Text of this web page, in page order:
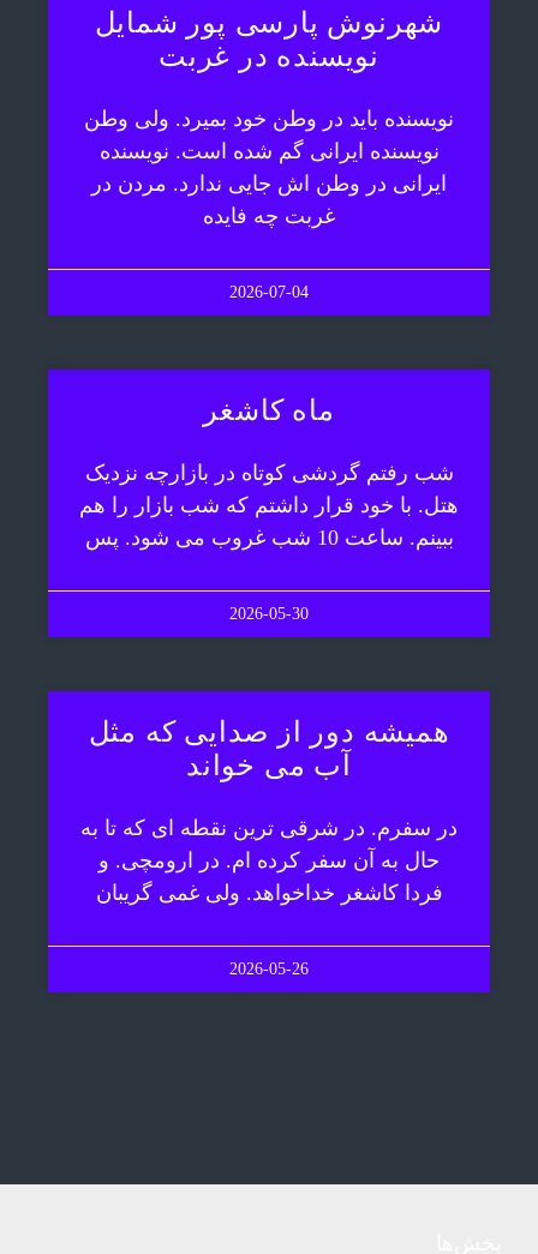
شهرنوش پارسی پور شمایل
نویسنده در غربت
نویسنده باید در وطن خود بمیرد. ولی وطن
نویسنده ایرانی گم شده است. نویسنده
ایرانی در وطن اش جایی ندارد. مردن در
غربت چه فایده
2026-07-04
ماه کاشغر
شب رفتم گردشی کوتاه در بازارچه نزدیک
هتل. با خود قرار داشتم که شب بازار را هم
ببینم. ساعت 10 شب غروب می شود. پس
2026-05-30
همیشه دور از صدایی که مثل
آب می خواند
در سفرم. در شرقی ترین نقطه ای که تا به
حال به آن سفر کرده ام. در ارومچی. و
فردا کاشغر خداخواهد. ولی غمی گریبان
2026-05-26